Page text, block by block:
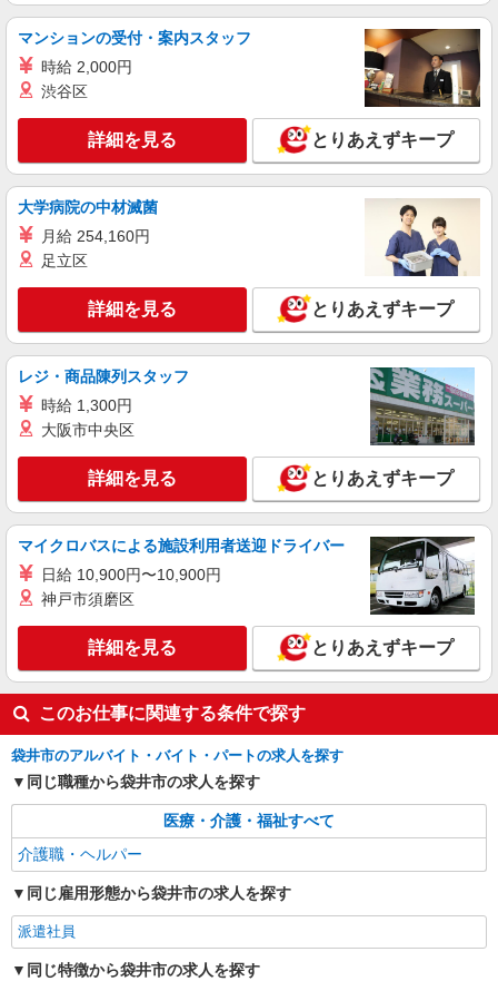
ス
未経験・無資格OKの介護スタッフ
時給1,400円〜1,600円 ★週払いOK（規定あ
り） ※給与幅は経験・能力による
静岡県袋井市 【最寄駅】JR東海道本線「愛野
駅」 ★勤務地は3000ヶ所以上★ 自宅から通いや
すいエリアなど、お好きな勤務地をお選び下さ
い！！
キープ 詳細を見る
派遣社員
株式会社kotrio /●SZ-H-2013343
袋井駅＊少人数グルホで利用者さんと家事や掃
除など♪日払いOK
時給1500円〜2125円 ＜日払い有/週払い有/交
通費全支給(ガソリン代含む)＞
袋井市
キープ 詳細を見る
株式会社kotrio /●SZ-H-2006401
<袋井駅>高時給&シフト柔軟でいいとこ取り♪
サ高住の補助STAFF
時給1500円〜2125円 ＜日払い有/週払い有/交
キープ 詳細を見る
派遣社員
≪袋井駅≫高級シニアマンションで見回り/生
活相談など
時給1500円〜2125円 ＜日払い有/週払い有/交
通費全支給(ガソリン代含む)＞
キープ 詳細を見る
派遣社員
マンションの受付・案内スタッフ
時給 2,000円
渋谷区
詳細を見る とりあえずキープ
大学病院の中材滅菌
月給 254,160円
足立区
詳細を見る とりあえずキープ
レジ・商品陳列スタッフ
時給 1,300円
大阪市中央区
詳細を見る とりあえずキープ
マイクロバスによる施設利用者送迎ドライバー
日給 10,900円〜10,900円
神戸市須磨区
詳細を見る とりあえずキープ
このお仕事に関連する条件で探す
袋井市のアルバイト・バイト・パートの求人を探す
同じ職種から袋井市の求人を探す
医療・介護・福祉すべて
介護職・ヘルパー
同じ雇用形態から袋井市の求人を探す
派遣社員
同じ特徴から袋井市の求人を探す